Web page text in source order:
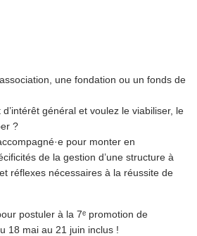
une fondation ou un fonds de
général et voulez le viabiliser, le
?
pour monter en
de la gestion d’une structure à
réflexes nécessaires à la réussite de
postuler à la 7ᵉ promotion de
18 mai au 21 juin inclus !